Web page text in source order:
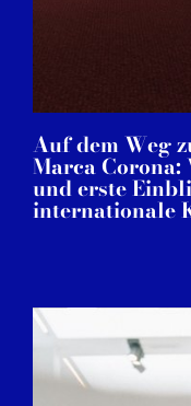
Auf dem Weg
Marca Corona:
und erste
internationale